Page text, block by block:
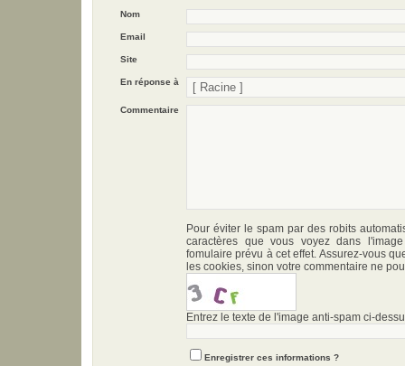
Nom
Email
Site
En réponse à
Commentaire
Pour éviter le spam par des robits
caractères que vous voyez dans
fomulaire prévu à cet effet. Assurez-vous
les cookies, sinon votre commentaire ne
Entrez le texte de l'image anti-spam ci-
Enregistrer ces informations ?